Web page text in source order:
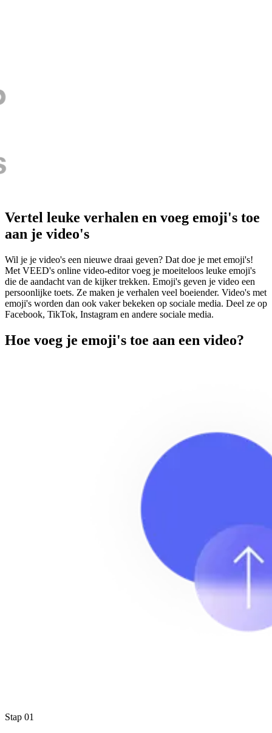
Vertel leuke verhalen en voeg emoji's toe
aan je video's
Wil je je video's een nieuwe draai geven? Dat doe je met emoji's!
Met VEED's online video-editor voeg je moeiteloos leuke emoji's
die de aandacht van de kijker trekken. Emoji's geven je video een
persoonlijke toets. Ze maken je verhalen veel boeiender. Video's met
emoji's worden dan ook vaker bekeken op sociale media. Deel ze op
Facebook, TikTok, Instagram en andere sociale media.
Hoe voeg je emoji's toe aan een video?
Stap 01